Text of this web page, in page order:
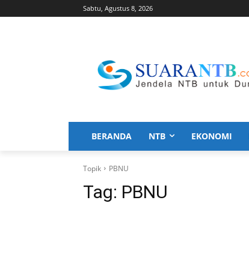
Sabtu, Agustus 8, 2026
BERANDA NTB EKONOMI
Topik PBNU
Tag: PBNU